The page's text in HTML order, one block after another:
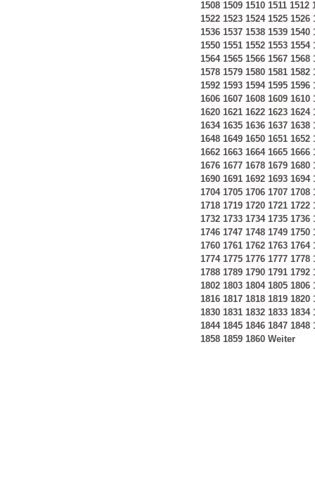
1508 1509 1510 1511 1512
1522 1523 1524 1525 1526
1536 1537 1538 1539 1540
1550 1551 1552 1553 1554
1564 1565 1566 1567 1568
1578 1579 1580 1581 1582
1592 1593 1594 1595 1596
1606 1607 1608 1609 1610
1620 1621 1622 1623 1624
1634 1635 1636 1637 1638
1648 1649 1650 1651 1652
1662 1663 1664 1665 1666
1676 1677 1678 1679 1680
1690 1691 1692 1693 1694
1704 1705 1706 1707 1708
1718 1719 1720 1721 1722
1732 1733 1734 1735 1736
1746 1747 1748 1749 1750
1760 1761 1762 1763 1764
1774 1775 1776 1777 1778
1788 1789 1790 1791 1792
1802 1803 1804 1805 1806
1816 1817 1818 1819 1820
1830 1831 1832 1833 1834
1844 1845 1846 1847 1848
1858 1859 1860 Weiter